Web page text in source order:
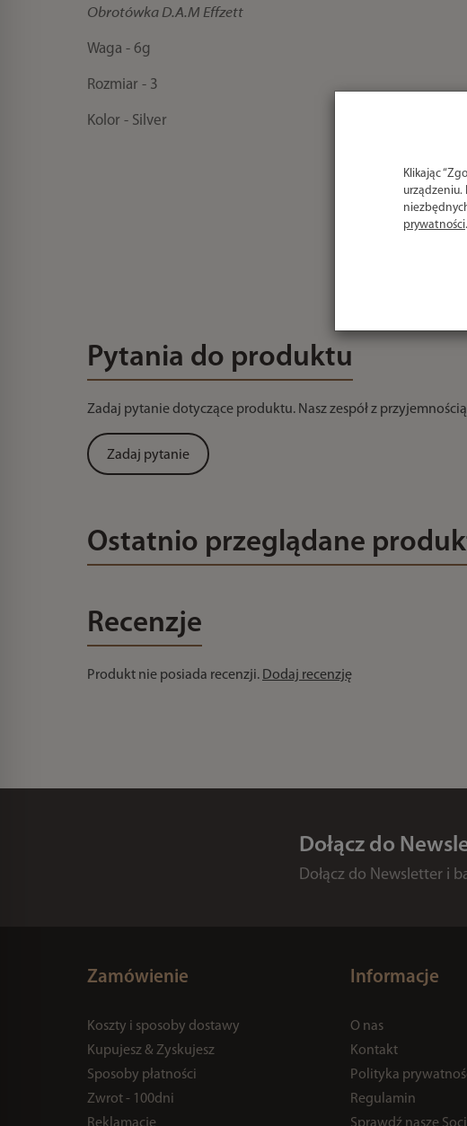
Obrotówka D.A.M Effzett
Waga - 6g
Rozmiar - 3
Kolor - Silver
Pytania do produktu
Zadaj pytanie dotyczące produktu. Nasz zespół z
Zadaj pytanie
Ostatnio przeglądane
Recenzje
Produkt nie posiada recenzji. Dodaj recenzję
Dołącz do
Dołącz do Newsletter i
Zamówienie
Koszty i sposoby dostawy
Kupujesz & Zyskujesz
Sposoby płatności
Zwrot - 100dni
Informacje
O nas
Kontakt
Polityka
Regulamin
Klikając
urządzeniu.
prywatności.